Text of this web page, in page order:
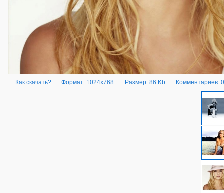
Как скачать? Формат: 1024x768 Размер: 86 Kb Комментариев: 0